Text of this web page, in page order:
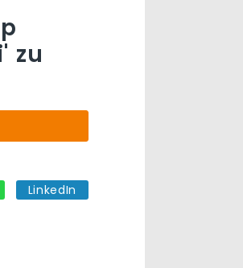
zu
LinkedIn